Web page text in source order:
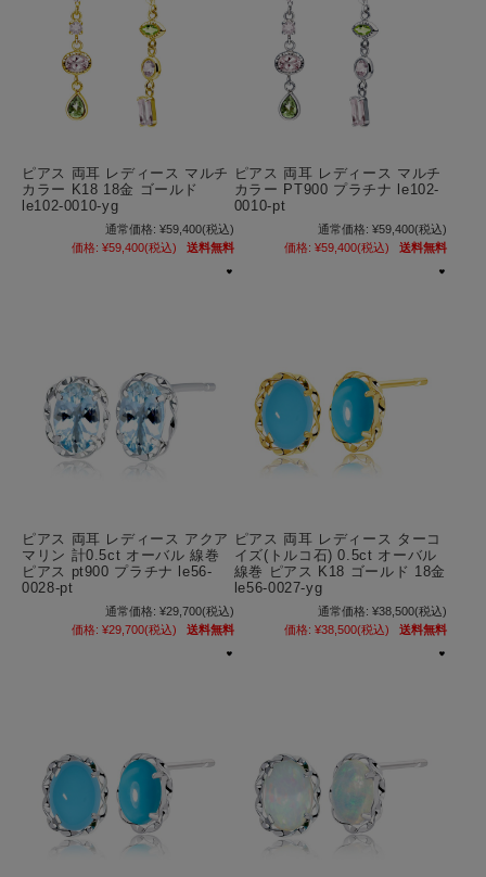
ピアス 両耳 レディース マルチ
カラー K18 18金 ゴールド
le102-0010-yg
通常価格: ¥59,400(税込)
価格: ¥59,400(税込) 送料無料
ピアス 両耳 レディース マルチ
カラー PT900 プラチナ le102-
0010-pt
通常価格: ¥59,400(税込)
価格: ¥59,400(税込) 送料無料
ピアス 両耳 レディース アクア
マリン 計0.5ct オーバル 線巻
ピアス pt900 プラチナ le56-
0028-pt
通常価格: ¥29,700(税込)
価格: ¥29,700(税込) 送料無料
ピアス 両耳 レディース ターコ
イズ(トルコ石) 0.5ct オーバル
線巻 ピアス K18 ゴールド 18金
le56-0027-yg
通常価格: ¥38,500(税込)
価格: ¥38,500(税込) 送料無料